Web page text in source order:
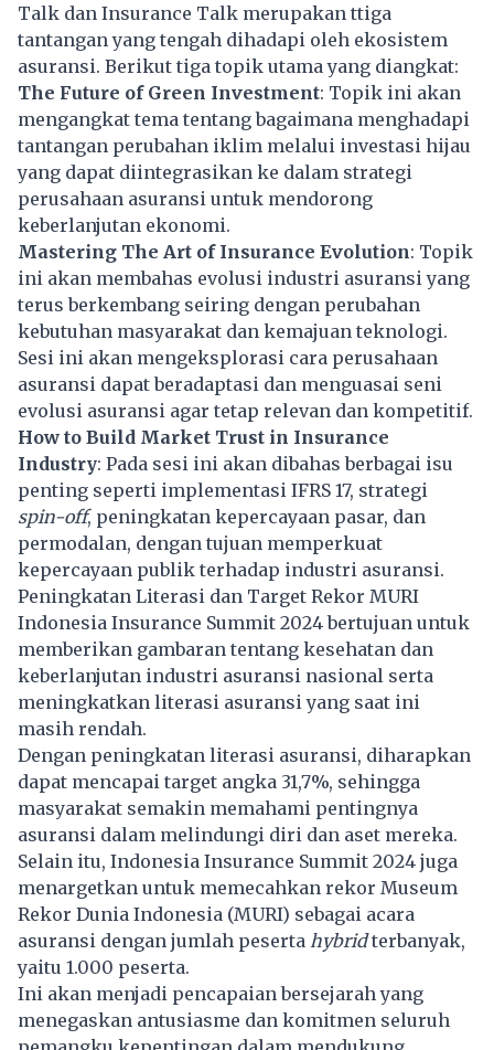
Talk dan Insurance Talk merupakan ttiga
tantangan yang tengah dihadapi oleh ekosistem
asuransi. Berikut tiga topik utama yang diangkat:
The Future of Green Investment: Topik ini akan
mengangkat tema tentang bagaimana menghadapi
tantangan perubahan iklim melalui investasi hijau
yang dapat diintegrasikan ke dalam strategi
perusahaan asuransi untuk mendorong
keberlanjutan ekonomi.
Mastering The Art of Insurance Evolution: Topik
ini akan membahas evolusi industri asuransi yang
terus berkembang seiring dengan perubahan
kebutuhan masyarakat dan kemajuan teknologi.
Sesi ini akan mengeksplorasi cara perusahaan
asuransi dapat beradaptasi dan menguasai seni
evolusi asuransi agar tetap relevan dan kompetitif.
How to Build Market Trust in Insurance
Industry: Pada sesi ini akan dibahas berbagai isu
penting seperti implementasi IFRS 17, strategi
spin-off, peningkatan kepercayaan pasar, dan
permodalan, dengan tujuan memperkuat
kepercayaan publik terhadap industri asuransi.
Peningkatan Literasi dan Target Rekor MURI
Indonesia Insurance Summit 2024 bertujuan untuk
memberikan gambaran tentang kesehatan dan
keberlanjutan industri asuransi nasional serta
meningkatkan literasi asuransi yang saat ini
masih rendah.
Dengan peningkatan literasi asuransi, diharapkan
dapat mencapai target angka 31,7%, sehingga
masyarakat semakin memahami pentingnya
asuransi dalam melindungi diri dan aset mereka.
Selain itu, Indonesia Insurance Summit 2024 juga
menargetkan untuk memecahkan rekor Museum
Rekor Dunia Indonesia (MURI) sebagai acara
asuransi dengan jumlah peserta hybridterbanyak,
yaitu 1.000 peserta.
Ini akan menjadi pencapaian bersejarah yang
menegaskan antusiasme dan komitmen seluruh